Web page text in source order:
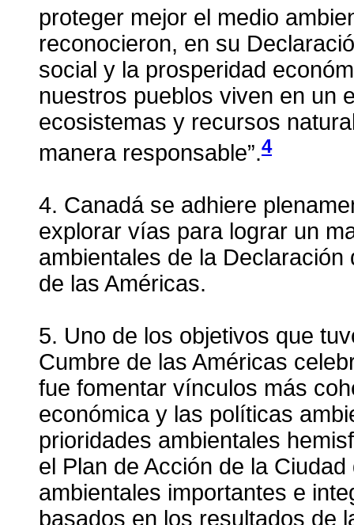
proteger mejor el medio
reconocieron, en su
social y la prosperidad
nuestros pueblos viven en un
ecosistemas y recursos
manera responsable”.4
4. Canadá se adhiere
explorar vías para lograr un
ambientales de la
de las Américas.
5. Uno de los objetivos que
Cumbre de las Américas
fue fomentar vínculos más
económica y las políticas
prioridades ambientales
el Plan de Acción de la
ambientales importantes e
basados en los resultados de